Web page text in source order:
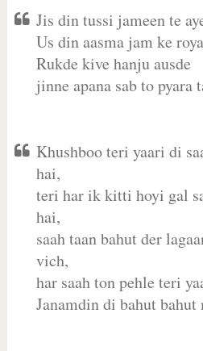
Jis din tussi jameen te
Us din aasma jam ke
Rukde kive hanju ausde
jinne apana sab to pyara
Khushboo teri yaari di
hai,
teri har ik kitti hoyi gal
hai,
saah taan bahut der
vich,
har saah ton pehle teri
Janamdin di bahut